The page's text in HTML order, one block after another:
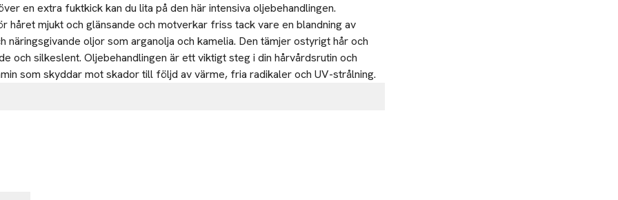
en extra fuktkick kan du lita på den här intensiva oljebehandlingen.
håret mjukt och glänsande och motverkar friss tack vare en blandning av
näringsgivande oljor som arganolja och kamelia. Den tämjer ostyrigt hår och
och silkeslent. Oljebehandlingen är ett viktigt steg i din hårvårdsrutin och
som skyddar mot skador till följd av värme, fria radikaler och UV-strålning.